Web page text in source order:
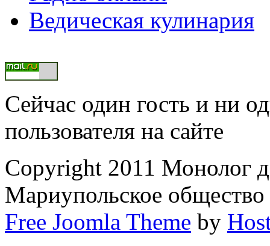
Ведическая кулинария
Сейчас один гость и ни
пользователя на сайте
Copyright 2011 Монолог
Мариупольское
Free Joomla Theme by